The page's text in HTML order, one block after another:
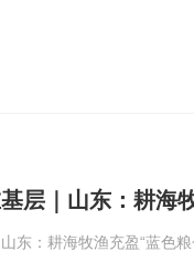
层｜山东：耕海
东：耕海牧渔充盈“蓝色